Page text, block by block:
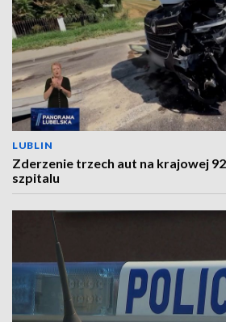
LUBLIN
Zderzenie trzech aut na krajowej
szpitalu